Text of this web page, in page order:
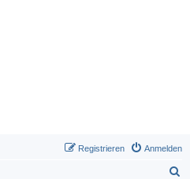
Anmelden
Registrieren